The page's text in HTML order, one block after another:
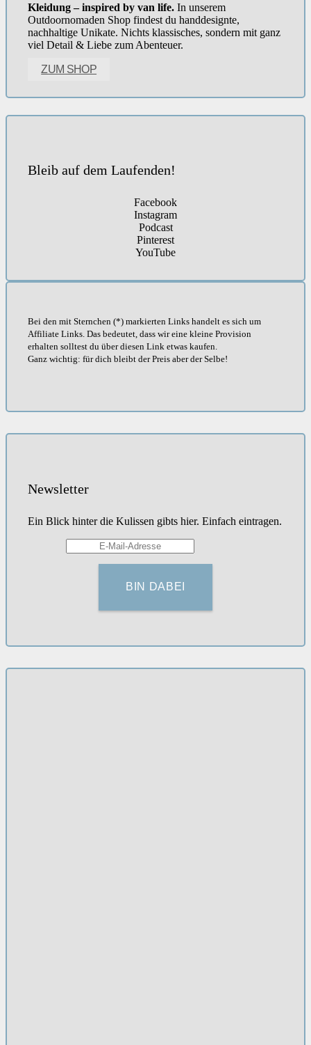
Kleidung – inspired by van life. In unserem
Outdoornomaden Shop findest du handdesignte,
nachhaltige Unikate. Nichts klassisches, sondern mit ganz
viel Detail & Liebe zum Abenteuer.
ZUM SHOP
Bleib auf dem Laufenden!
Facebook
Instagram
Podcast
Pinterest
YouTube
Bei den mit Sternchen (*) markierten Links handelt es sich um
Affiliate Links. Das bedeutet, dass wir eine kleine Provision
erhalten solltest du über diesen Link etwas kaufen.
Ganz wichtig: für dich bleibt der Preis aber der Selbe!
Newsletter
Ein Blick hinter die Kulissen gibts hier. Einfach eintragen.